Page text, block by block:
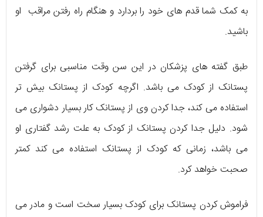
به کمک شما قدم های خود را بردارد و هنگام راه رفتن مراقب او
باشید.
طبق گفته های پزشکان در این سن وقت مناسبی برای گرفتن
پستانک از کودک می باشد. اگرچه کودک از پستانک بیش تر
استفاده می کند، جدا کردن وی از پستانک کار بسیار دشواری می
شود. دلیل جدا کردن پستانک از کودک به علت رشد گفتاری او
می باشد، زمانی که کودک از پستانک استفاده می کند کمتر
صحبت خواهد کرد.
فراموش کردن پستانک برای کودک بسیار سخت است و مادر می